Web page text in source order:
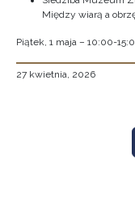
Między wiarą a
Piątek, 1 maja – 10:00-
27 kwietnia, 2026